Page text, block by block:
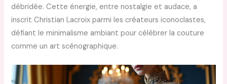
débridée. Cette énergie, entre nostalgie et audace, a
inscrit Christian Lacroix parmi les créateurs iconoclastes,
défiant le minimalisme ambiant pour célébrer la couture
comme un art scénographique.